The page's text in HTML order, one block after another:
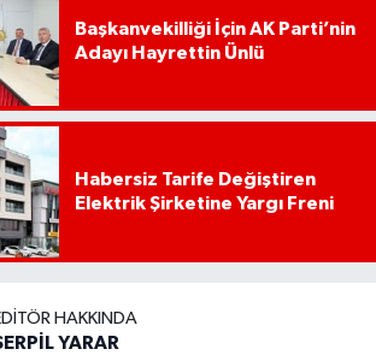
Başkanvekilliği İçin AK Parti’nin
Adayı Hayrettin Ünlü
Habersiz Tarife Değiştiren
Elektrik Şirketine Yargı Freni
HAKKINDA
YARAR